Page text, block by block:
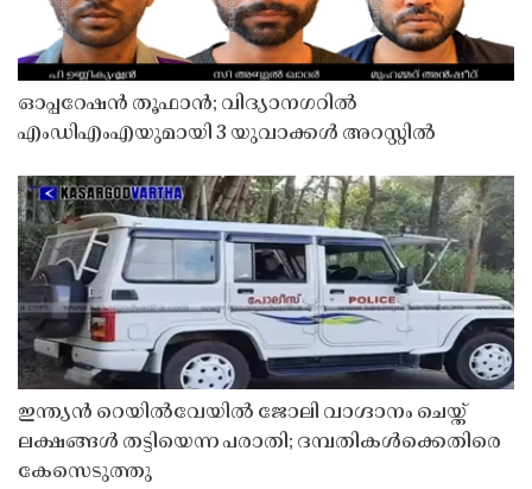
ഓപ്പറേഷൻ തൂഫാൻ; വിദ്യാനഗറിൽ
എംഡിഎംഎയുമായി 3 യുവാക്കൾ അറസ്റ്റിൽ
ഇന്ത്യൻ റെയിൽവേയിൽ ജോലി വാഗ്ദാനം ചെയ്ത്
ലക്ഷങ്ങൾ തട്ടിയെന്ന പരാതി; ദമ്പതികൾക്കെതിരെ
കേസെടുത്തു